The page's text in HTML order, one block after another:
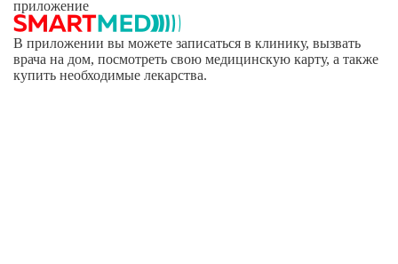
приложение
В приложении вы можете записаться в клинику, вызвать
врача на дом, посмотреть свою медицинскую карту, а также
купить необходимые лекарства.